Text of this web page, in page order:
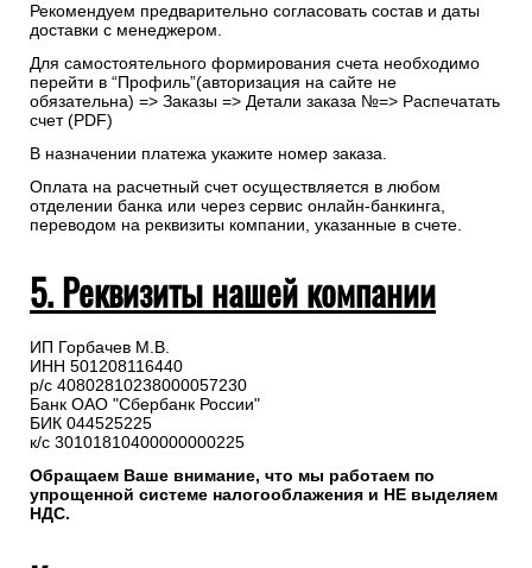
Рекомендуем предварительно согласовать состав и даты
доставки с менеджером.
Для самостоятельного формирования счета необходимо
перейти в “Профиль”(авторизация на сайте не
обязательна) => Заказы => Детали заказа №=> Распечатать
счет (PDF)
В назначении платежа укажите номер заказа.
Оплата на расчетный счет осуществляется в любом
отделении банка или через сервис онлайн-банкинга,
переводом на реквизиты компании, указанные в счете.
5. Реквизиты нашей компании
ИП Горбачев М.В.
ИНН 501208116440
р/с 40802810238000057230
Банк ОАО "Сбербанк России"
БИК 044525225
к/с 30101810400000000225
Обращаем Ваше внимание, что мы работаем по
упрощенной системе налогооблажения и НЕ выделяем
НДС.